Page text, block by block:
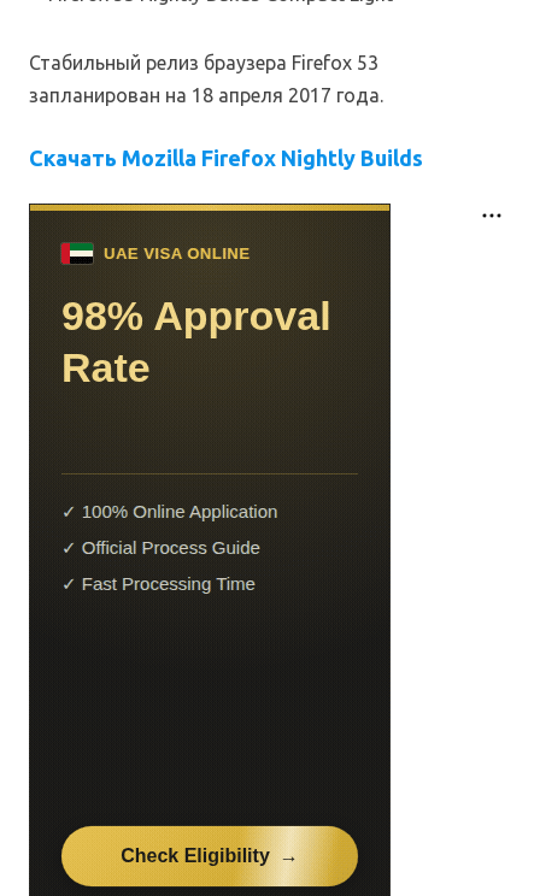
Стабильный релиз браузера Firefox 53
запланирован на 18 апреля 2017 года.
Скачать Mozilla Firefox Nightly Builds